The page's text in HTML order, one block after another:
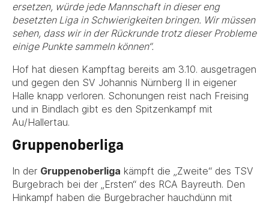
ersetzen, würde jede Mannschaft in dieser eng
besetzten Liga in Schwierigkeiten bringen. Wir müssen
sehen, dass wir in der Rückrunde trotz dieser Probleme
einige Punkte sammeln können“.
Hof hat diesen Kampftag bereits am 3.10. ausgetragen
und gegen den SV Johannis Nürnberg II in eigener
Halle knapp verloren. Schonungen reist nach Freising
und in Bindlach gibt es den Spitzenkampf mit
Au/Hallertau.
Gruppenoberliga
In der Gruppenoberliga kämpft die „Zweite“ des TSV
Burgebrach bei der „Ersten“ des RCA Bayreuth. Den
Hinkampf haben die Burgebracher hauchdünn mit